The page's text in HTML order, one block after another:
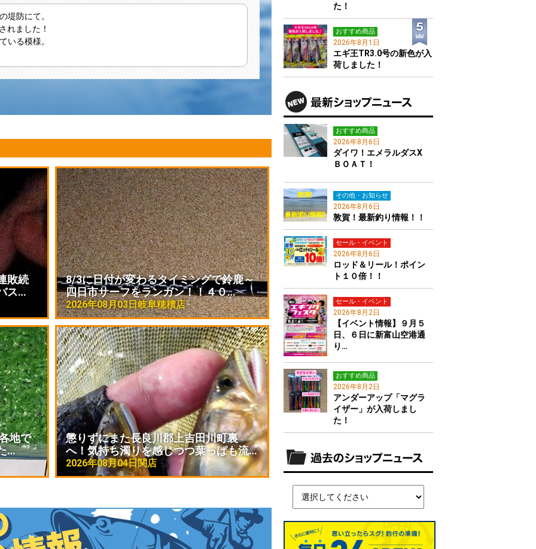
堤防にて。
れました！
いる模様。
敗続
ス…
8/3に日付が変わるタイミングで鈴鹿～
四日市サーフをランガン！！４０…
2026年08月03日岐阜穂積店
地で
…
懲りずにまた長良川郡上吉田川町裏
へ！気持ち濁りを感じつつ葉っぱも流…
2026年08月04日関店
た！
おすすめ商品
2026年8月1日
エギ王TR3.0号の新色が入
荷しました！
おすすめ商品
2026年8月6日
ダイワ！エメラルダスX
ＢＯＡＴ！
その他・お知らせ
2026年8月6日
敦賀！最新釣り情報！！
セール・イベント
2026年8月6日
ロッド＆リール！ポイン
ト１０倍！！
セール・イベント
2026年8月2日
【イベント情報】９月５
日、６日に新富山空港通
り…
おすすめ商品
2026年8月2日
アンダーアップ「マグラ
イザー」が入荷しまし
た！